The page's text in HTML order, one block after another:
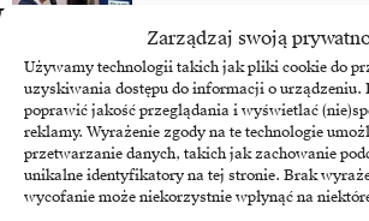
Zarządzaj swoją
Używamy technologii takich jak pliki cookie do
uzyskiwania dostępu do informacji o urządzeniu.
poprawić jakość przeglądania i wyświetlać
reklamy. Wyrażenie zgody na te technologie
przetwarzanie danych, takich jak zachowanie
unikalne identyfikatory na tej stronie. Brak
wycofanie może niekorzystnie wpłynąć na
nagrodził najlepsze prace
czerwca, 2026